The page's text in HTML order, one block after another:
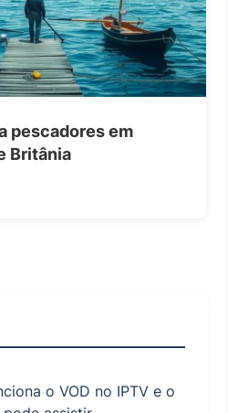
pescadores em
Britânia
o VOD no IPTV e o